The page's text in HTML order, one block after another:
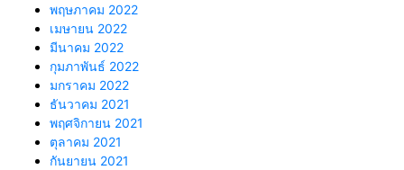
พฤษภาคม 2022
เมษายน 2022
มีนาคม 2022
กุมภาพันธ์ 2022
มกราคม 2022
ธันวาคม 2021
พฤศจิกายน 2021
ตุลาคม 2021
กันยายน 2021